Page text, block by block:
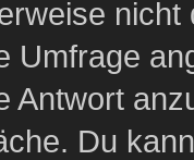
Umfrage
Antwort
Du